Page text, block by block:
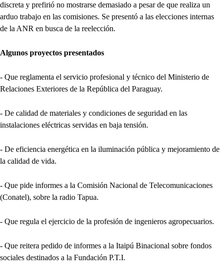
discreta y prefirió no mostrarse demasiado a pesar de que realiza un
arduo trabajo en las comisiones. Se presentó a las elecciones internas
de la ANR en busca de la reelección.
Algunos proyectos presentados
- Que reglamenta el servicio profesional y técnico del Ministerio de
Relaciones Exteriores de la República del Paraguay.
- De calidad de materiales y condiciones de seguridad en las
instalaciones eléctricas servidas en baja tensión.
- De eficiencia energética en la iluminación pública y mejoramiento de
la calidad de vida.
- Que pide informes a la Comisión Nacional de Telecomunicaciones
(Conatel), sobre la radio Tapua.
- Que regula el ejercicio de la profesión de ingenieros agropecuarios.
- Que reitera pedido de informes a la Itaipú Binacional sobre fondos
sociales destinados a la Fundación P.T.I.